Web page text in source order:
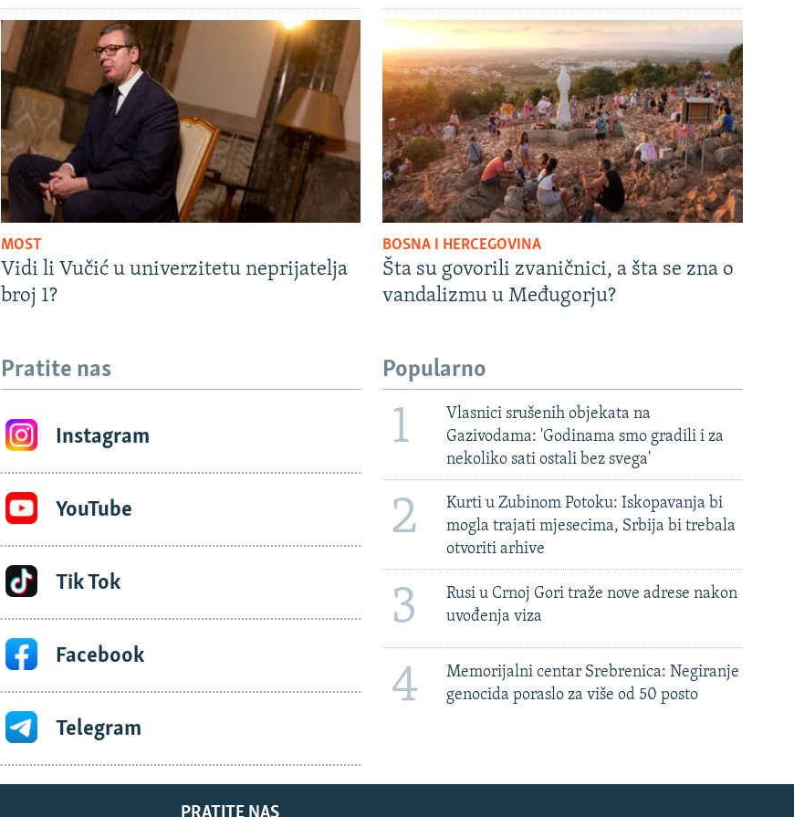
MOST
Vidi li Vučić u univerzitetu neprijatelja
broj 1?
BOSNA I HERCEGOVINA
Šta su govorili zvaničnici, a šta se zna o
vandalizmu u Međugorju?
Pratite nas
Instagram
YouTube
Tik Tok
Facebook
Telegram
Popularno
1
Vlasnici srušenih objekata na
Gazivodama: 'Godinama smo gradili i za
nekoliko sati ostali bez svega'
2
Kurti u Zubinom Potoku: Iskopavanja bi
mogla trajati mjesecima, Srbija bi trebala
otvoriti arhive
3
Rusi u Crnoj Gori traže nove adrese nakon
uvođenja viza
4
Memorijalni centar Srebrenica: Negiranje
genocida poraslo za više od 50 posto